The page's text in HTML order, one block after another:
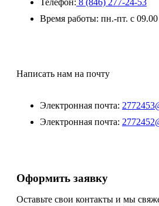
Телефон: 8 (846) 277-24-53
Время работы: пн.-пт. с
Написать нам на почту
Электронная почта:
Электронная почта:
Оформить заявку
Оставьте свои контакты и мы